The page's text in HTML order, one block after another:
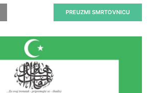
PREUZMI SMRTOVNICU